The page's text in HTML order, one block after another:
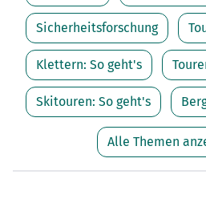
Sicherheitsforschung
Klettern: So geht's
Skitouren: So geht's
Alle Themen